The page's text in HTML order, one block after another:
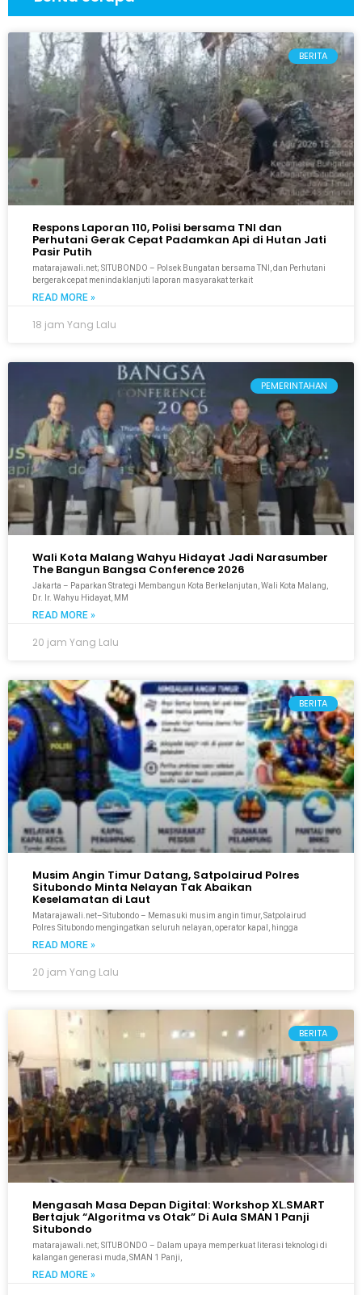
BERITA
Respons Laporan 110, Polisi bersama TNI dan
Perhutani Gerak Cepat Padamkan Api di Hutan Jati
Pasir Putih
matarajawali.net; SITUBONDO – Polsek Bungatan bersama TNI, dan Perhutani
bergerak cepat menindaklanjuti laporan masyarakat terkait
READ MORE »
18 jam Yang Lalu
PEMERINTAHAN
Wali Kota Malang Wahyu Hidayat Jadi Narasumber
The Bangun Bangsa Conference 2026
Jakarta – Paparkan Strategi Membangun Kota Berkelanjutan, Wali Kota Malang,
Dr. Ir. Wahyu Hidayat, MM
READ MORE »
20 jam Yang Lalu
BERITA
Musim Angin Timur Datang, Satpolairud Polres
Situbondo Minta Nelayan Tak Abaikan
Keselamatan di Laut
Matarajawali.net–Situbondo – Memasuki musim angin timur, Satpolairud
Polres Situbondo mengingatkan seluruh nelayan, operator kapal, hingga
READ MORE »
20 jam Yang Lalu
BERITA
Mengasah Masa Depan Digital: Workshop XL.SMART
Bertajuk “Algoritma vs Otak” Di Aula SMAN 1 Panji
Situbondo
matarajawali.net; SITUBONDO – Dalam upaya memperkuat literasi teknologi di
kalangan generasi muda, SMAN 1 Panji,
READ MORE »